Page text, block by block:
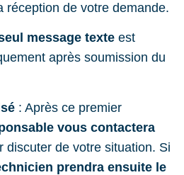
réception de votre demande.
message texte est
après soumission du
: Après ce premier
vous contactera
discuter de votre situation. Si
prendra ensuite le